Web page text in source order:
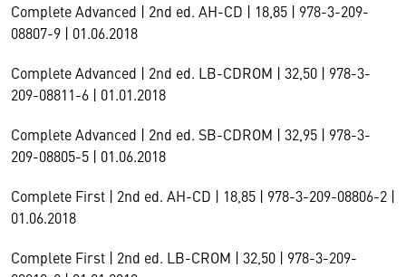
Complete Advanced | 2nd ed. AH-CD | 18,85 | 978-3-209-
08807-9 | 01.06.2018
Complete Advanced | 2nd ed. LB-CDROM | 32,50 | 978-3-
209-08811-6 | 01.01.2018
Complete Advanced | 2nd ed. SB-CDROM | 32,95 | 978-3-
209-08805-5 | 01.06.2018
Complete First | 2nd ed. AH-CD | 18,85 | 978-3-209-08806-2 |
01.06.2018
Complete First | 2nd ed. LB-CROM | 32,50 | 978-3-209-